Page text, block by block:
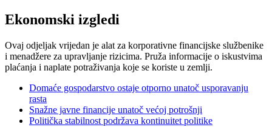
Ekonomski izgledi
Ovaj odjeljak vrijedan je alat za korporativne financijske službenike
i menadžere za upravljanje rizicima. Pruža informacije o iskustvima
plaćanja i naplate potraživanja koje se koriste u zemlji.
Domaće gospodarstvo ostaje otporno unatoč usporavanju
rasta
Snažne javne financije unatoč većoj potrošnji
Politička stabilnost podržava kontinuitet politike